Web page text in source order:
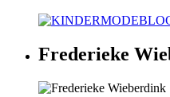
Frederieke